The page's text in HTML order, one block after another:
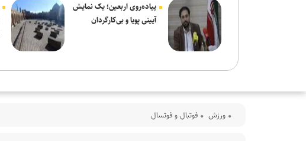
پیاده‌روی اربعین؛ یک نمایش
آیینی پویا و بی‌کارگردان
ورزش فوتبال و فوتسال